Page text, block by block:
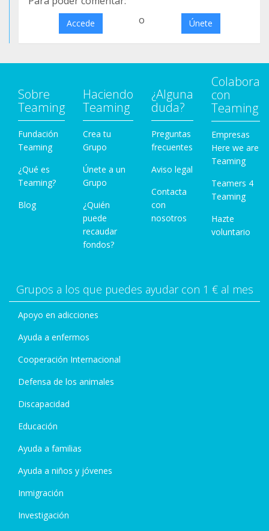
Accede o Únete
Sobre
Teaming
Fundación
Teaming
¿Qué es
Teaming?
Blog
Haciendo
Teaming
Crea tu
Grupo
Únete a un
Grupo
¿Quién
puede
recaudar
fondos?
¿Alguna
duda?
Preguntas
frecuentes
Aviso legal
Contacta
con
nosotros
Colabora
con
Teaming
Empresas
Here we are
Teaming
Teamers 4
Teaming
Hazte
voluntario
Grupos a los que puedes ayudar con 1 € al mes
Apoyo en adicciones
Ayuda a enfermos
Cooperación Internacional
Defensa de los animales
Discapacidad
Educación
Ayuda a familias
Ayuda a niños y jóvenes
Inmigración
Investigación